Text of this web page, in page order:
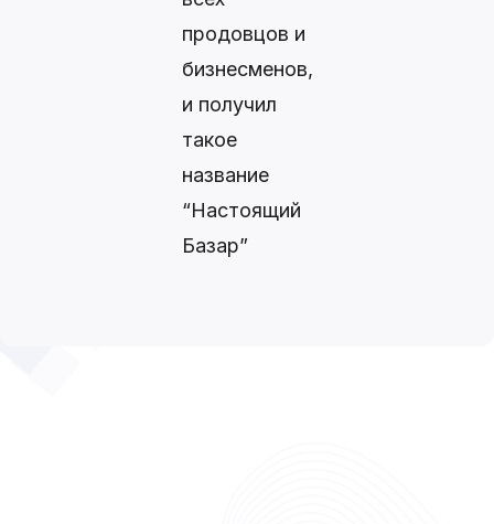
продовцов и
бизнесменов,
и получил
такое
название
“Настоящий
Базар”